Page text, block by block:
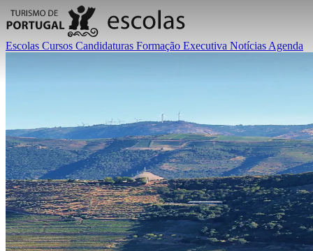
Escolas Cursos Candidaturas Formação Executiva Notícias Agenda